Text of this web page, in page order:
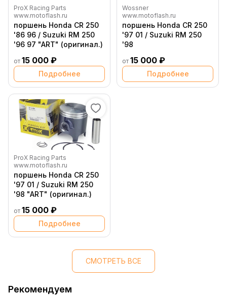
ProX Racing Parts
www.motoflash.ru
поршень Honda CR 250
'86 96 / Suzuki RM 250
'96 97 "ART" (оригинал.)
от 15 000 ₽
Подробнее
Wossner
www.motoflash.ru
поршень Honda CR 250
'97 01 / Suzuki RM 250
'98
от 15 000 ₽
Подробнее
ProX Racing Parts
www.motoflash.ru
поршень Honda CR 250
'97 01 / Suzuki RM 250
'98 "ART" (оригинал.)
от 15 000 ₽
Подробнее
СМОТРЕТЬ ВСЕ
Рекомендуем